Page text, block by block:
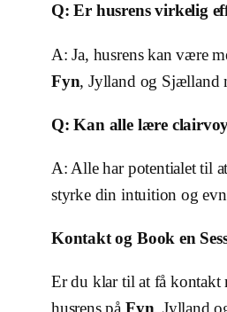
Q: Er husrens virkelig
A: Ja, husrens kan være
Fyn, Jylland og Sjælland
Q: Kan alle lære
A: Alle har potentialet til
styrke din intuition og
Kontakt og Book en
Er du klar til at få kontakt